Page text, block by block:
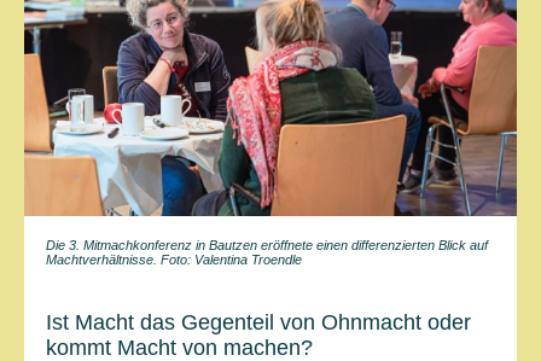
Die 3. Mitmachkonferenz in Bautzen eröffnete einen differenzierten Blick auf
Machtverhältnisse. Foto: Valentina Troendle
Ist Macht das Gegenteil von Ohnmacht oder
kommt Macht von machen?